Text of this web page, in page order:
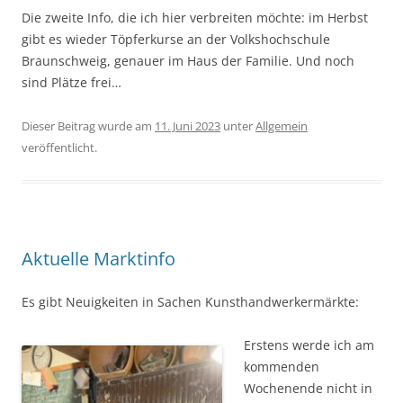
Die zweite Info, die ich hier verbreiten möchte: im Herbst
gibt es wieder Töpferkurse an der Volkshochschule
Braunschweig, genauer im Haus der Familie. Und noch
sind Plätze frei…
Dieser Beitrag wurde am 11. Juni 2023 unterAllgemein
veröffentlicht.
Aktuelle Marktinfo
Es gibt Neuigkeiten in Sachen Kunsthandwerkermärkte:
Erstens werde ich am
kommenden
Wochenende nicht in